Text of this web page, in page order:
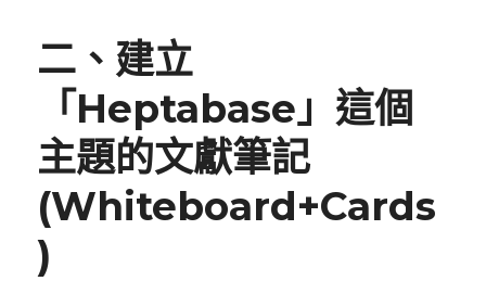
二、建立
「Heptabase」這個
主題的文獻筆記
(Whiteboard+Cards
)